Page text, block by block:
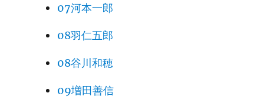
07河本一郎
08羽仁五郎
08谷川和穂
09増田善信